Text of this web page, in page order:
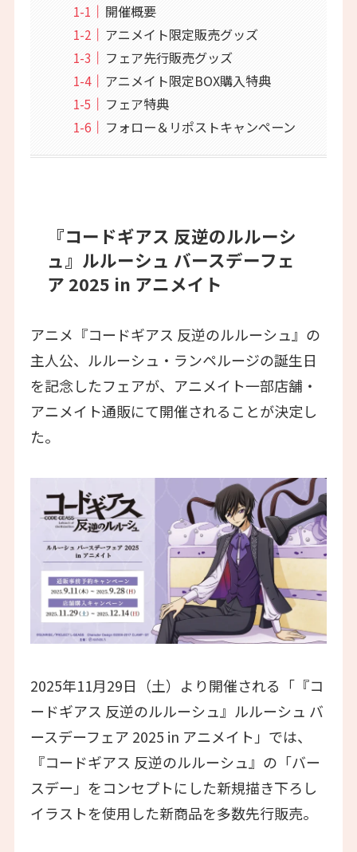
開催概要
アニメイト限定販売グッズ
フェア先行販売グッズ
アニメイト限定BOX購入特典
フェア特典
フォロー＆リポストキャンペーン
『コードギアス 反逆のルルーシ
ュ』ルルーシュ バースデーフェ
ア 2025 in アニメイト
アニメ『コードギアス 反逆のルルーシュ』の
主人公、ルルーシュ・ランペルージの誕生日
を記念したフェアが、アニメイト一部店舗・
アニメイト通販にて開催されることが決定し
た。
2025年11月29日（土）より開催される「『コ
ードギアス 反逆のルルーシュ』ルルーシュ バ
ースデーフェア 2025 in アニメイト」では、
『コードギアス 反逆のルルーシュ』の「バー
スデー」をコンセプトにした新規描き下ろし
イラストを使用した新商品を多数先行販売。